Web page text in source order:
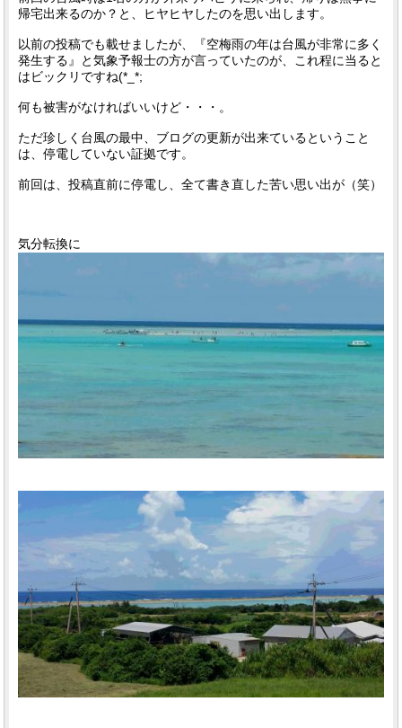
帰宅出来るのか？と、ヒヤヒヤしたのを思い出します。
以前の投稿でも載せましたが、『空梅雨の年は台風が非常に多く
発生する』と気象予報士の方が言っていたのが、これ程に当ると
はビックリですね(*_*;
何も被害がなければいいけど・・・。
ただ珍しく台風の最中、ブログの更新が出来ているということ
は、停電していない証拠です。
前回は、投稿直前に停電し、全て書き直した苦い思い出が（笑）
気分転換に